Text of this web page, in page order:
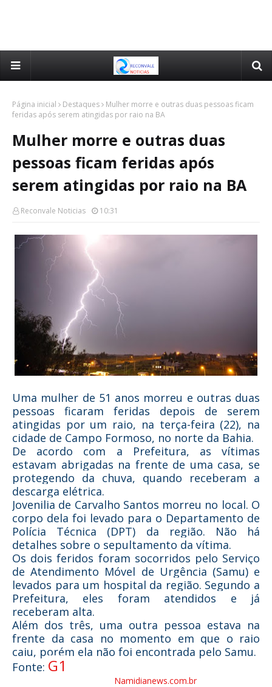
Página inicial Destaques
Mulher morre e outras duas pessoas ficam
feridas após serem atingidas por raio na BA
Mulher morre e outras duas
pessoas ficam feridas após
serem atingidas por raio na BA
Reconvale Noticias 10:31
Uma mulher de 51 anos morreu e outras duas
pessoas ficaram feridas depois de serem
atingidas por um raio, na terça-feira (22), na
cidade de Campo Formoso, no norte da Bahia.
De acordo com a Prefeitura, as vítimas
estavam abrigadas na frente de uma casa, se
protegendo da chuva, quando receberam a
descarga elétrica.
Jovenilia de Carvalho Santos morreu no local. O
corpo dela foi levado para o Departamento de
Polícia Técnica (DPT) da região. Não há
detalhes sobre o sepultamento da vítima.
Os dois feridos foram socorridos pelo Serviço
de Atendimento Móvel de Urgência (Samu) e
levados para um hospital da região. Segundo a
Prefeitura, eles foram atendidos e já
receberam alta.
Além dos três, uma outra pessoa estava na
frente da casa no momento em que o raio
caiu, porém ela não foi encontrada pelo Samu.
Fonte: G1
Namidianews.com.br